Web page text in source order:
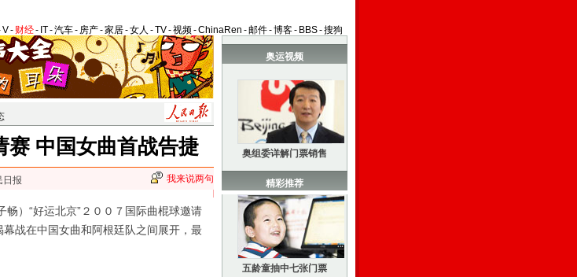
V- 财经- IT-汽车- 房产-家居-女人 -TV-视频-ChinaRen -邮件-博客- BBS-搜狗
中国女曲首战告捷
日报 我来说两句
）“好运北京”２００７国际曲棍球邀请
战在中国女曲和阿根廷队之间展开，最
奥运视频
奥组委详解门票销售
精彩推荐
五龄童抽中七张门票